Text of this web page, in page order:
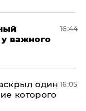
важного
16:44
один
которого
16:05